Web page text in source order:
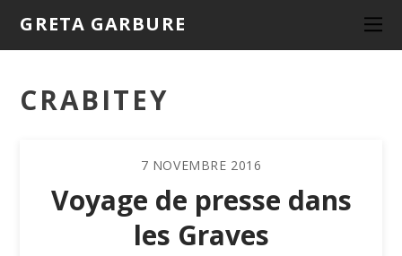
GRETA GARBURE
CRABITEY
7 NOVEMBRE 2016
Voyage de presse dans
les Graves